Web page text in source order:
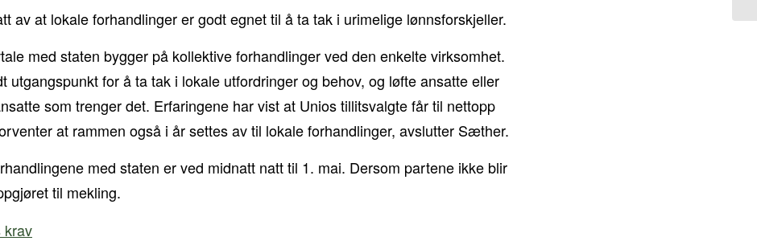
av at lokale forhandlinger er godt egnet til å ta tak i urimelige lønnsforskjeller.
med staten bygger på kollektive forhandlinger ved den enkelte virksomhet.
utgangspunkt for å ta tak i lokale utfordringer og behov, og løfte ansatte eller
som trenger det. Erfaringene har vist at Unios tillitsvalgte får til nettopp
at rammen også i år settes av til lokale forhandlinger, avslutter Sæther.
med staten er ved midnatt natt til 1. mai. Dersom partene ikke blir
til mekling.
krav